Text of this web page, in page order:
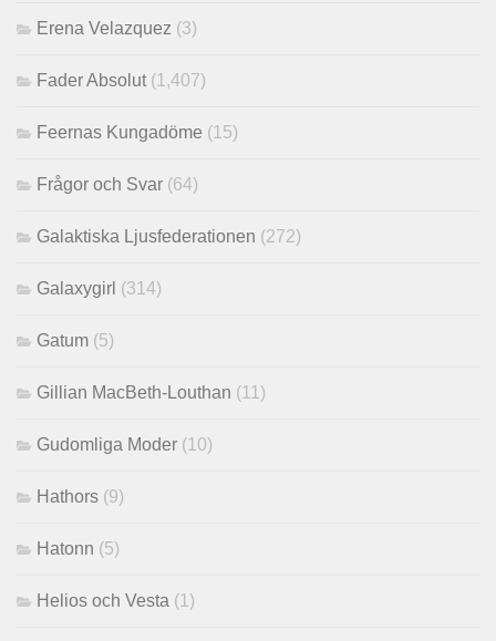
Erena Velazquez (3)
Fader Absolut (1,407)
Feernas Kungadöme (15)
Frågor och Svar (64)
Galaktiska Ljusfederationen (272)
Galaxygirl (314)
Gatum (5)
Gillian MacBeth-Louthan (11)
Gudomliga Moder (10)
Hathors (9)
Hatonn (5)
Helios och Vesta (1)